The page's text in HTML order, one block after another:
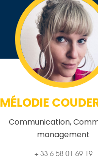
MÉLODIE
Communication,
management
+ 33 6 58 01 69 19